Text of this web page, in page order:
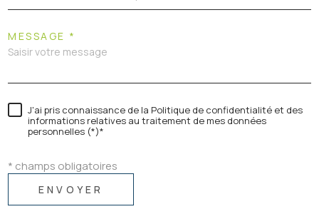
MESSAGE *
J'ai pris connaissance de la Politique de confidentialité et des
informations relatives au traitement de mes données
personnelles (*)*
* champs obligatoires
ENVOYER